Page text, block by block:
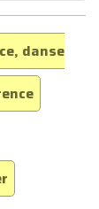
danse